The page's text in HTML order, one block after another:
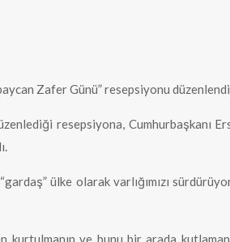
Zafer Günü” resepsiyonu
resepsiyona, Cumhurbaşkanı
ülke olarak varlığımızı
kurtulmanın ve bunu bir arada